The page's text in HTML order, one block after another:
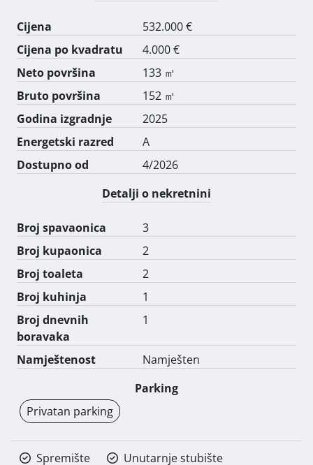
Cijena
532.000 €
Cijena po kvadratu
4.000 €
Neto površina
133 ㎡
Bruto površina
152 ㎡
Godina izgradnje
2025
Energetski razred
A
Dostupno od
4/2026
Detalji o nekretnini
Broj spavaonica
3
Broj kupaonica
2
Broj toaleta
2
Broj kuhinja
1
Broj dnevnih
boravaka
1
Namještenost
Namješten
Parking
Privatan parking
Spremište Unutarnje stubište